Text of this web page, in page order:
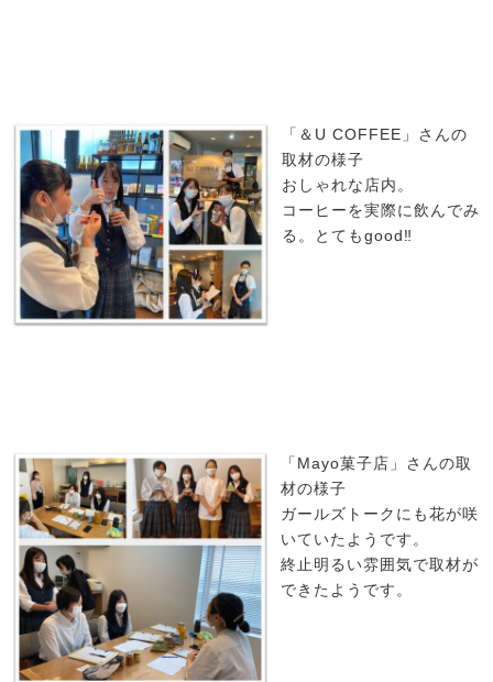
「＆U COFFEE」さんの
取材の様子
おしゃれな店内。
コーヒーを実際に飲んでみ
る。とてもgood‼
「Mayo菓子店」さんの取
材の様子
ガールズトークにも花が咲
いていたようです。
終止明るい雰囲気で取材が
できたようです。